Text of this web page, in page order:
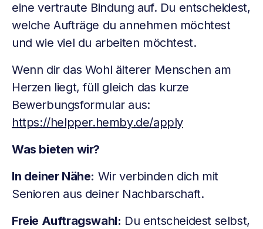
eine vertraute Bindung auf. Du entscheidest,
welche Aufträge du annehmen möchtest
und wie viel du arbeiten möchtest.
Wenn dir das Wohl älterer Menschen am
Herzen liegt, füll gleich das kurze
Bewerbungsformular aus:
https://helpper.hemby.de/apply
Was bieten wir?
In deiner Nähe: Wir verbinden dich mit
Senioren aus deiner Nachbarschaft.
Freie Auftragswahl: Du entscheidest selbst,